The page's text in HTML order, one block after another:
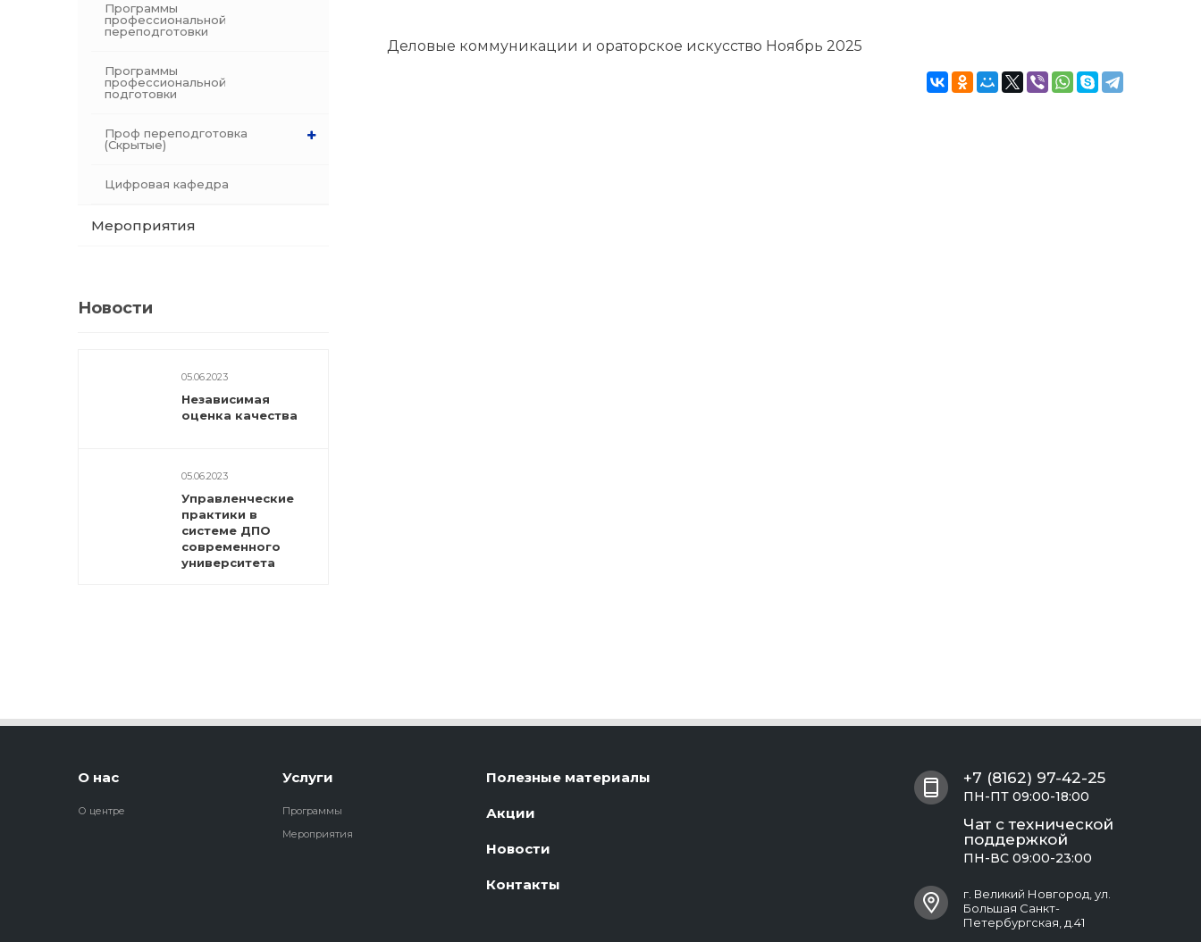
Программы
профессиональной
переподготовки
Программы
профессиональной
подготовки
Проф переподготовка
(Скрытые)
Цифровая кафедра
Мероприятия
Новости
05.06.2023
Независимая
оценка качества
05.06.2023
Управленческие
практики в
системе ДПО
современного
университета
Деловые коммуникации и ораторское искусство Ноябрь 2025
О нас
О центре
Услуги
Программы
Мероприятия
Полезные материалы
Акции
Новости
Контакты
+7 (8162) 97-42-25
ПН-ПТ 09:00-18:00
Чат с технической
поддержкой
ПН-ВС 09:00-23:00
г. Великий Новгород, ул.
Большая Санкт-
Петербургская, д.41